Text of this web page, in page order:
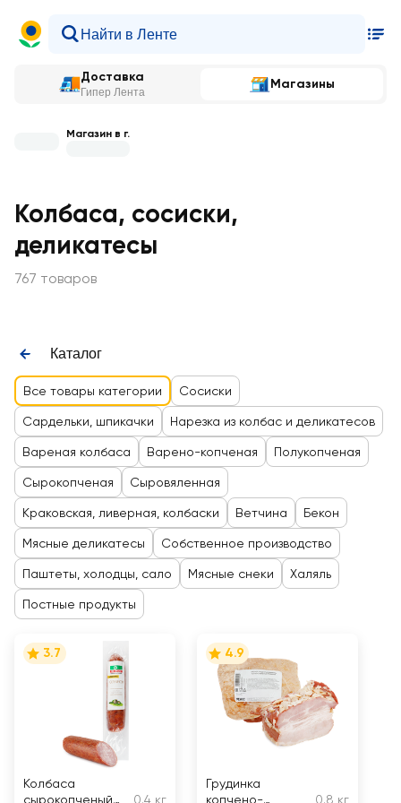
Доставка
Гипер Лента
Магазины
Магазин в г.
Колбаса, сосиски,
деликатесы
767 товаров
Каталог
Все товары категории Сосиски
Сардельки, шпикачки Нарезка из колбас и деликатесов
Вареная колбаса Варено-копченая Полукопченая
Сырокопченая Сыровяленная
Краковская, ливерная, колбаски Ветчина Бекон
Мясные деликатесы Собственное производство
Паштеты, холодцы, сало Мясные снеки Халяль
Постные продукты
3.7
Колбаса
сырокопченый
0.4 кг
4.9
Грудинка
копчено-
0.8 кг